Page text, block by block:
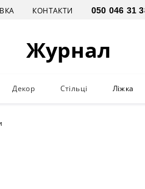
КОНТАКТИ
Журнал
Декор Стільці Ліжка